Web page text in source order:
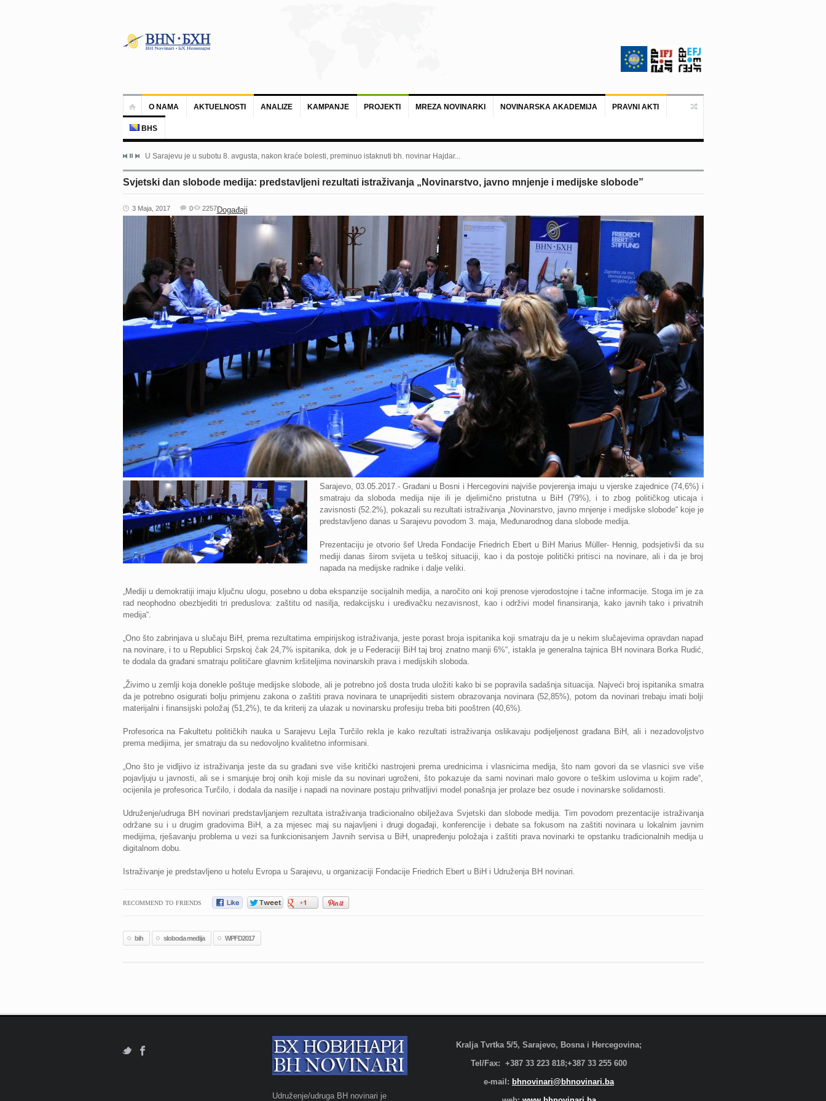
O NAMA AKTUELNOSTI ANALIZE KAMPANJE PROJEKTI MREZA NOVINARKI NOVINARSKA AKADEMIJA PRAVNI AKTI
BHS
U Sarajevu je u subotu 8. avgusta, nakon kraće bolesti, preminuo istaknuti bh. novinar Hajdar...
Svjetski dan slobode medija: predstavljeni rezultati istraživanja „Novinarstvo, javno mnjenje i medijske slobode”
3 Maja, 2017 Događaji
0 2257
Sarajevo, 03.05.2017.- Građani u Bosni i Hercegovini najviše povjerenja imaju u vjerske zajednice (74,6%) i
smatraju da sloboda medija nije ili je djelimično pristutna u BiH (79%), i to zbog političkog uticaja i
zavisnosti (52.2%), pokazali su rezultati istraživanja „Novinarstvo, javno mnjenje i medijske slobode“ koje je
predstavljeno danas u Sarajevu povodom 3. maja, Međunarodnog dana slobode medija.
Prezentaciju je otvorio šef Ureda Fondacije Friedrich Ebert u BiH Marius Müller- Hennig, podsjetivši da su
mediji danas širom svijeta u teškoj situaciji, kao i da postoje politički pritisci na novinare, ali i da je broj
napada na medijske radnike i dalje veliki.
„Mediji u demokratiji imaju ključnu ulogu, posebno u doba ekspanzije socijalnih medija, a naročito oni koji prenose vjerodostojne i tačne informacije. Stoga im je za
rad neophodno obezbjediti tri preduslova: zaštitu od nasilja, redakcijsku i uređivačku nezavisnost, kao i održivi model finansiranja, kako javnih tako i privatnih
medija“.
„Ono što zabrinjava u slučaju BiH, prema rezultatima empirijskog istraživanja, jeste porast broja ispitanika koji smatraju da je u nekim slučajevima opravdan napad
na novinare, i to u Republici Srpskoj čak 24,7% ispitanika, dok je u Federaciji BiH taj broj znatno manji 6%“, istakla je generalna tajnica BH novinara Borka Rudić,
te dodala da građani smatraju političare glavnim kršiteljima novinarskih prava i medijskih sloboda.
„Živimo u zemlji koja donekle poštuje medijske slobode, ali je potrebno još dosta truda uložiti kako bi se popravila sadašnja situacija. Najveći broj ispitanika smatra
da je potrebno osigurati bolju primjenu zakona o zaštiti prava novinara te unaprijediti sistem obrazovanja novinara (52,85%), potom da novinari trebaju imati bolji
materijalni i finansijski položaj (51,2%), te da kriterij za ulazak u novinarsku profesiju treba biti pooštren (40,6%).
Profesorica na Fakultetu političkih nauka u Sarajevu Lejla Turčilo rekla je kako rezultati istraživanja oslikavaju podijeljenost građana BiH, ali i nezadovoljstvo
prema medijima, jer smatraju da su nedovoljno kvalitetno informisani.
„Ono što je vidljivo iz istraživanja jeste da su građani sve više kritički nastrojeni prema urednicima i vlasnicima medija, što nam govori da se vlasnici sve više
pojavljuju u javnosti, ali se i smanjuje broj onih koji misle da su novinari ugroženi, što pokazuje da sami novinari malo govore o teškim uslovima u kojim rade“,
ocijenila je profesorica Turčilo, i dodala da nasilje i napadi na novinare postaju prihvatljivi model ponašnja jer prolaze bez osude i novinarske solidarnosti.
Udruženje/udruga BH novinari predstavljanjem rezultata istraživanja tradicionalno obilježava Svjetski dan slobode medija. Tim povodom prezentacije istraživanja
održane su i u drugim gradovima BiH, a za mjesec maj su najavljeni i drugi događaji, konferencije i debate sa fokusom na zaštiti novinara u lokalnim javnim
medijima, rješavanju problema u vezi sa funkcionisanjem Javnih servisa u BiH, unapređenju položaja i zaštiti prava novinarki te opstanku tradicionalnih medija u
digitalnom dobu.
Istraživanje je predstavljeno u hotelu Evropa u Sarajevu, u organizaciji Fondacije Friedrich Ebert u BiH i Udruženja BH novinari.
RECOMMEND TO FRIENDS
bih sloboda medija WPFD2017
Udruženje/udruga BH novinari je
Kralja Tvrtka 5/5, Sarajevo, Bosna i Hercegovina;
Tel/Fax: +387 33 223 818;+387 33 255 600
e-mail: bhnovinari@bhnovinari.ba